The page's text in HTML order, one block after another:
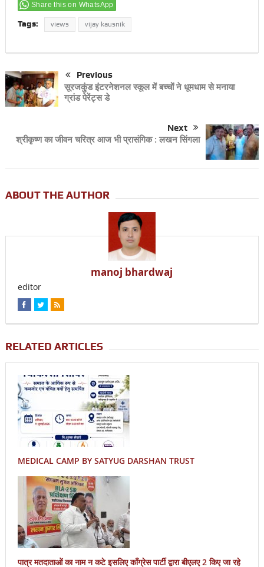
Share this on WhatsApp
Tags: views vijay kausnik
Previous
सूरजकुंड इंटरनेशनल स्कूल में बच्चों ने धूमधाम से मनाया
ग्रांड पेरेंट्स डे
Next
श्रीकृष्ण का जीवन चरित्र आज भी प्रासंगिक : लखन सिंगला
ABOUT THE AUTHOR
manoj bhardwaj
editor
RELATED ARTICLES
MEDICAL CAMP BY SATYUG DARSHAN TRUST
पात्र मतदाताओं का नाम न कटे इसलिए काँग्रेस पार्टी द्वारा बीएलए 2 किए जा रहे